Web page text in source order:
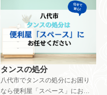
タンスの処分
八代市でタンスの処分にお困り
なら便利屋「スペース」にお任